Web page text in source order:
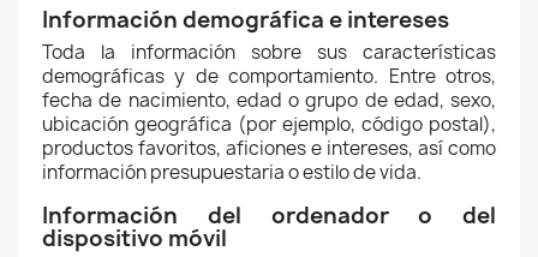
Información demográfica e intereses
Toda la información sobre sus características
demográficas y de comportamiento. Entre otros,
fecha de nacimiento, edad o grupo de edad, sexo,
ubicación geográfica (por ejemplo, código postal),
productos favoritos, aficiones e intereses, así como
información presupuestaria o estilo de vida.
Información del ordenador o del
dispositivo móvil